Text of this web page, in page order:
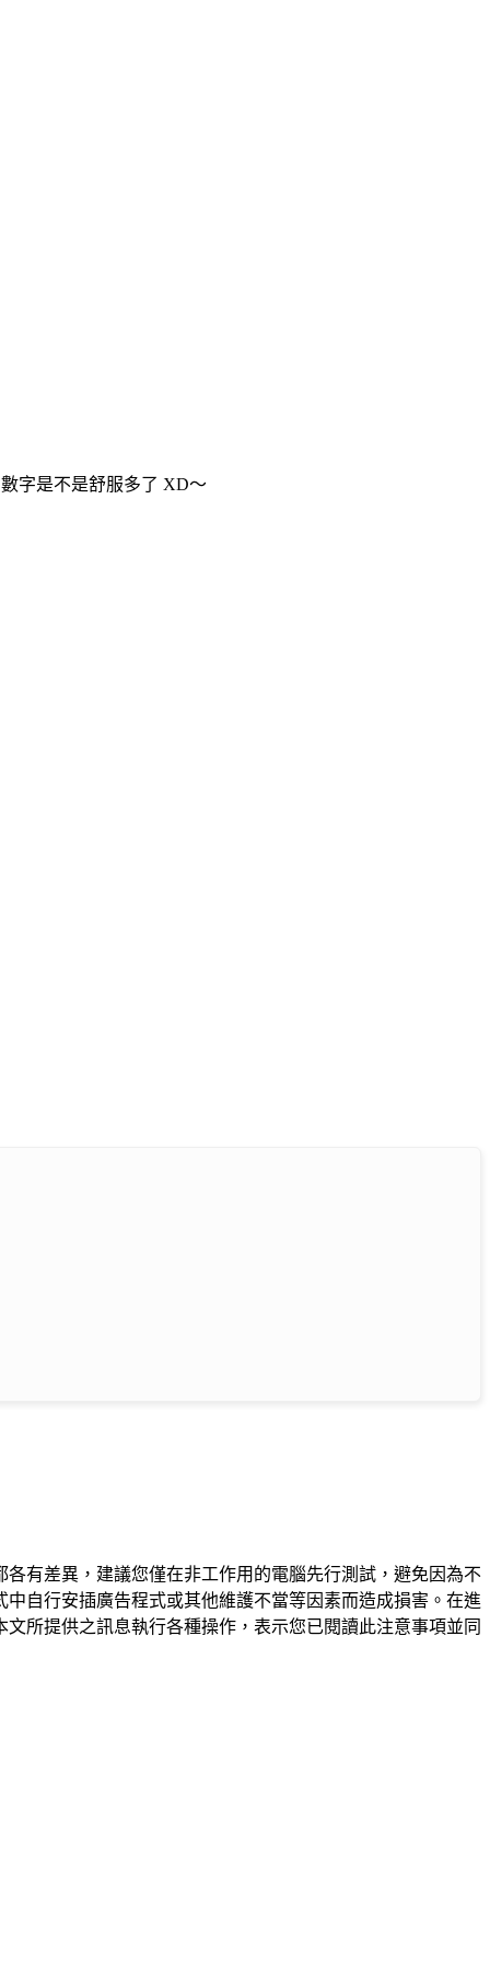
字是不是舒服多了 XD～
有差異，建議您僅在非工作用的電腦先行測試，避免因為不
自行安插廣告程式或其他維護不當等因素而造成損害。在進
所提供之訊息執行各種操作，表示您已閱讀此注意事項並同